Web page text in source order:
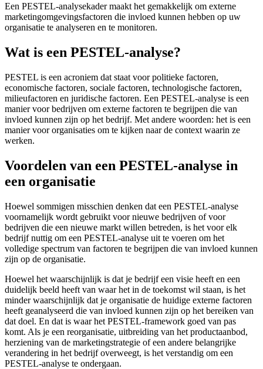
Een PESTEL-analysekader maakt het gemakkelijk om externe
marketingomgevingsfactoren die invloed kunnen hebben op uw
organisatie te analyseren en te monitoren.
Wat is een PESTEL-analyse?
PESTEL is een acroniem dat staat voor politieke factoren,
economische factoren, sociale factoren, technologische factoren,
milieufactoren en juridische factoren. Een PESTEL-analyse is een
manier voor bedrijven om externe factoren te begrijpen die van
invloed kunnen zijn op het bedrijf. Met andere woorden: het is een
manier voor organisaties om te kijken naar de context waarin ze
werken.
Voordelen van een PESTEL-analyse in
een organisatie
Hoewel sommigen misschien denken dat een PESTEL-analyse
voornamelijk wordt gebruikt voor nieuwe bedrijven of voor
bedrijven die een nieuwe markt willen betreden, is het voor elk
bedrijf nuttig om een PESTEL-analyse uit te voeren om het
volledige spectrum van factoren te begrijpen die van invloed kunnen
zijn op de organisatie.
Hoewel het waarschijnlijk is dat je bedrijf een visie heeft en een
duidelijk beeld heeft van waar het in de toekomst wil staan, is het
minder waarschijnlijk dat je organisatie de huidige externe factoren
heeft geanalyseerd die van invloed kunnen zijn op het bereiken van
dat doel. En dat is waar het PESTEL-framework goed van pas
komt. Als je een reorganisatie, uitbreiding van het productaanbod,
herziening van de marketingstrategie of een andere belangrijke
verandering in het bedrijf overweegt, is het verstandig om een
PESTEL-analyse te ondergaan.